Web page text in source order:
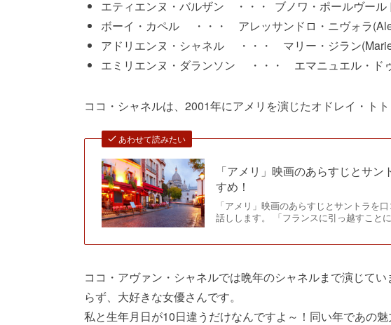
エティエンヌ・バルザン ・・・ ブノワ・ポールヴール
ボーイ・カペル ・・・ アレッサンドロ・ニヴォラ
アドリエンヌ・シャネル ・・・ マリー・ジラン
エミリエンヌ・ダランソン ・・・ エマニュエル・ド
ココ・シャネルは、2001年にアメリを演じたオドレイ・トト
あわせて読みたい
「アメリ」映画のあらすじとサ
すめ！
「アメリ」映画のあらすじとサントラを
話しします。 「フランスに引っ越すこと
ココ・アヴァン・シャネルでは晩年のシャネルまで演じて
らず、大好きな女優さんです。
私と生年月日が10日違うだけなんですよ～！同い年であの